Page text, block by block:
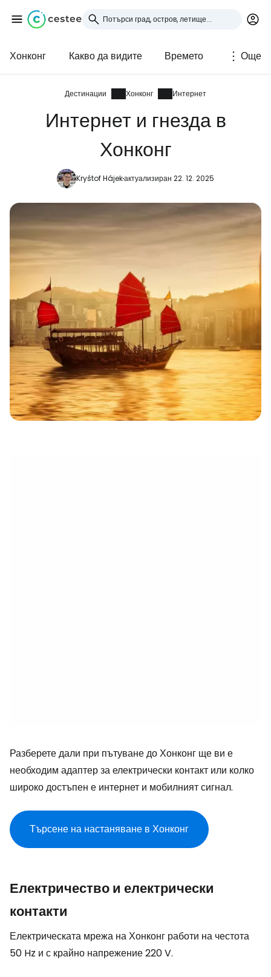
Хонконг Какво да видите Времето Още
Дестинации Хонконг Интернет
Интернет и гнезда в
Хонконг
Kryštof Hájekактуализиран 22. 12. 2025
Разберете дали при пътуване до Хонконг ще ви е
необходим адаптер за електрически контакт или колко
широко достъпен е интернет и мобилният сигнал.
Търсене на настаняване в Хонконг
Електричество и електрически
контакти
Електрическата мрежа на Хонконг работи на честота
50 Hz и с крайно напрежение 220 V.
Влезте в Cestee
... световната общност на туристите
Продължете с Google
Продължете с Facebook
Продължете с имейл